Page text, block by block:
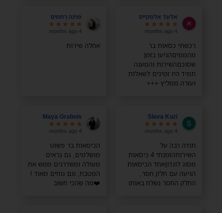
אלעד אלמקייס
4 months ago
רכשתי כסאות בר
מהממיםהגיעו בזמן
שסוכםהשירות והמענה
תמיד היו זמינים לשאלות
ועזרה.ממליץ +++
פנינה רחמים
4 months ago
אחלה שירות
Slava Kuzi
4 months ago
תודה רבה על
השירותהזמנתי 4 כיסאות
מסוג לונדוןאחד הכיסאות
הגיעה עם חלק חסר,
החלק החסר נשלח באותו
Maya Grabois
4 months ago
הכיסאות בר פשוט
מושלמים, גם נראים
מעולה ומשדרגים ממש את
המטבח, וגם נוחים מאוד !
❤️מה שהכי חשוב